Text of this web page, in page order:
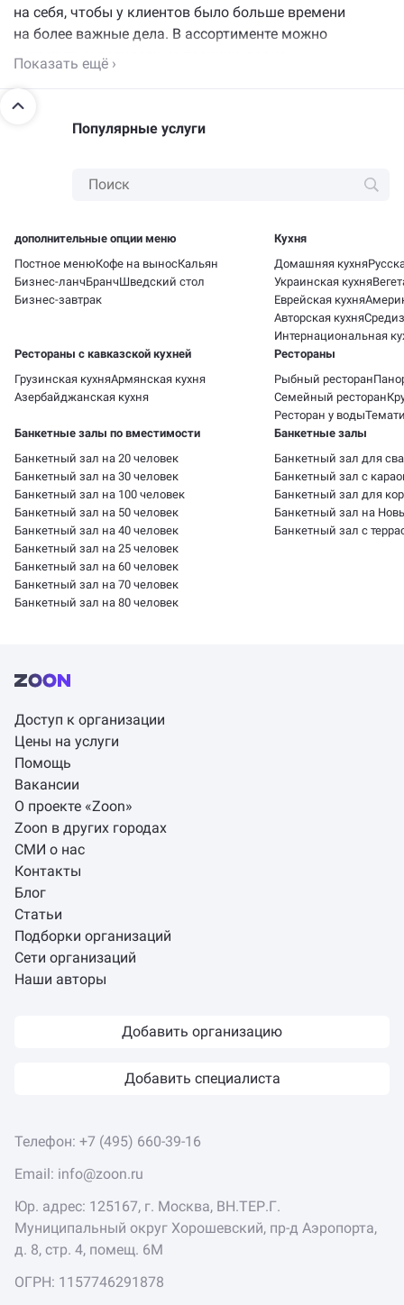
на себя, чтобы у клиентов было больше времени
на более важные дела. В ассортименте можно
встретить и популярные позиции, давно
полюбившиеся многим, и интересные новинки,
приготовленные по оригинальным рецептам. Если
вы решите посетить заведения сети с близкими или
друзьями, администратор подскажет, на каких
Показать ещё ›
Популярные услуги
дополнительные опции меню
Постное менюКофе на выносКальян
Бизнес-ланчБранчШведский стол
Бизнес-завтрак
Кухня
Домашняя кухня
Украинская кухня
Еврейская кухня
Авторская кухня
Интернациональная
Рестораны с кавказской кухней
Грузинская кухняАрмянская кухня
Азербайджанская кухня
Рестораны
Рыбный ресторан
Семейный ресторан
Ресторан у воды
Банкетные залы по вместимости
Банкетный зал на 20 человек
Банкетный зал на 30 человек
Банкетный зал на 100 человек
Банкетный зал на 50 человек
Банкетный зал на 40 человек
Банкетный зал на 25 человек
Банкетный зал на 60 человек
Банкетный зал на 70 человек
Банкетный зал на 80 человек
Банкетные залы
Банкетный зал для
Банкетный зал с
Банкетный зал для
Банкетный зал на
Банкетный зал с
Доступ к организации
Цены на услуги
Помощь
Вакансии
О проекте «Zoon»
Zoon в других городах
СМИ о нас
Контакты
Блог
Статьи
Подборки организаций
Сети организаций
Наши авторы
Добавить организацию
Добавить специалиста
Телефон: +7 (495) 660-39-16
Email: info@zoon.ru
Юр. адрес: 125167, г. Москва, ВН.ТЕР.Г.
Муниципальный округ Хорошевский, пр-д Аэропорта,
д. 8, стр. 4, помещ. 6М
ОГРН: 1157746291878